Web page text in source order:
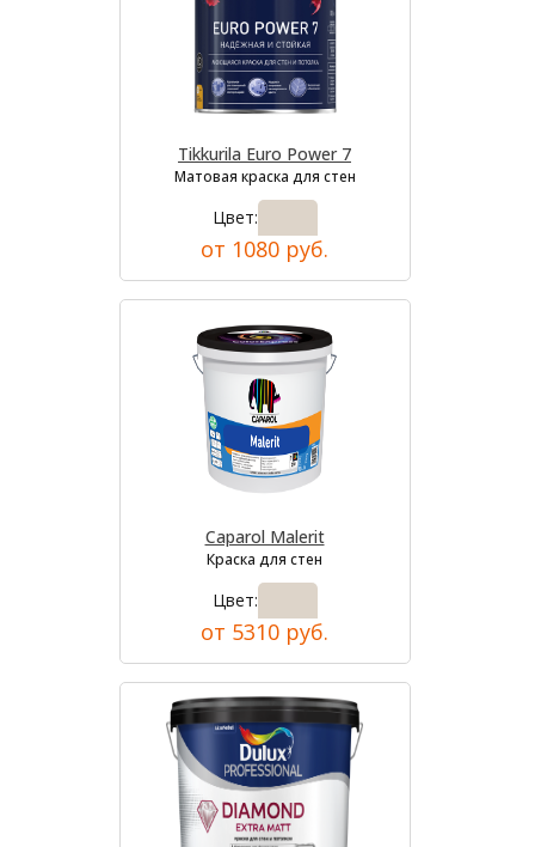
Tikkurila Euro Power 7
Матовая краска для стен
Цвет:
от 1080 руб.
Caparol Malerit
Краска для стен
Цвет:
от 5310 руб.